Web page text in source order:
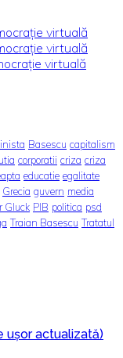
virtuală
virtuală
virtuală
Basescu capitalism
corporatii criza criza
educatie egalitate
Grecia guvern media
Gluck PIB politica psd
Traian Basescu Tratatul
ușor actualizată)